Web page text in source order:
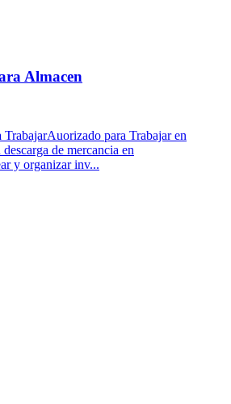
Almacen
TrabajarAuorizado para Trabajar en
de mercancia en
y organizar inv...